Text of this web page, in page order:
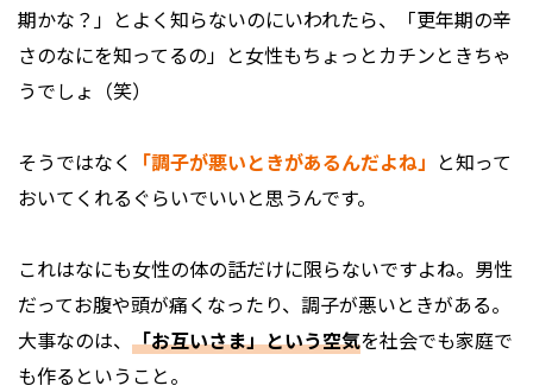
期かな？」とよく知らないのにいわれたら、「更年期の辛
さのなにを知ってるの」と女性もちょっとカチンときちゃ
うでしょ（笑）
そうではなく 「調子が悪いときがあるんだよね」 と知って
おいてくれるぐらいでいいと思うんです。
これはなにも女性の体の話だけに限らないですよね。男性
だってお腹や頭が痛くなったり、調子が悪いときがある。
大事なのは、 「お互いさま」という空気を社会でも家庭で
も作るということ。